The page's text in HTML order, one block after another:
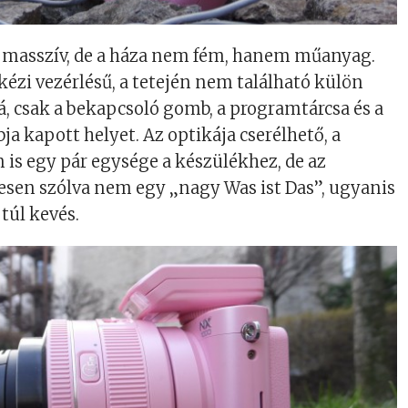
de a háza nem fém, hanem műanyag.
vezérlésű, a tetején nem található külön
csak a bekapcsoló gomb, a programtárcsa és a
kapott helyet. Az optikája cserélhető, a
egy pár egysége a készülékhez, de az
szólva nem egy „nagy Was ist Das”, ugyanis
kevés.